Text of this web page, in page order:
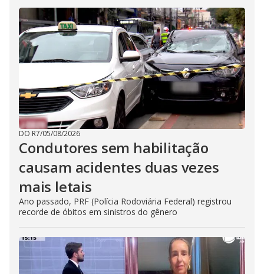
DO R7/05/08/2026
Condutores sem habilitação
causam acidentes duas vezes
mais letais
Ano passado, PRF (Polícia Rodoviária Federal) registrou
recorde de óbitos em sinistros do gênero